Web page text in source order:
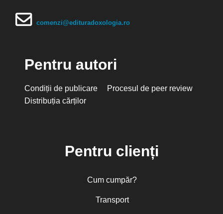
comenzi@edituradoxologia.ro
Pentru autori
Condiții de publicare
Procesul de peer review
Distribuția cărților
Pentru clienți
Cum cumpăr?
Transport